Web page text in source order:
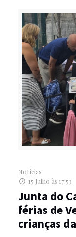
Notícias
15 Julho às 17:53
Junta do
férias de
crianças